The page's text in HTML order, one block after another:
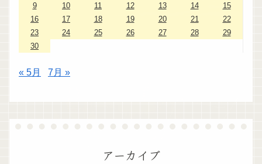
9
10 11 12 13 14
15
16
17 18 19 20 21
22
23
24 25 26 27 28
29
30
« 5月 7月 »
アーカイブ